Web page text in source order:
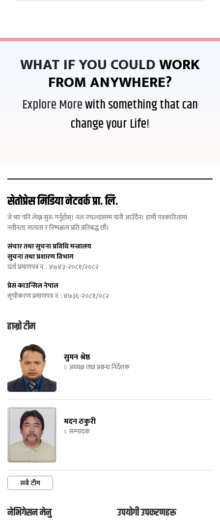
WHAT IF YOU COULDWORK
FROM ANYWHERE?
Explore Morewith something that can
change your Life!
सेतोप्रेस मिडिया नेटवर्क प्रा. लि.
जे भए पनि लेख्न सुरु गर्नुहोस्। नल नचल्दासम्म पानी आउँदैन। हामी पत्रकारितामा
नवीनता, सत्यता र निष्पक्षता प्रति प्रतिबद्ध छौं।
संचार तथा सुचना प्रविधि मन्त्रालय
सुचना तथा प्रशारण विभाग
दर्ता प्रमाणपत्र न. : ४७४३-२०८१/२०८२
प्रेस काउन्सिल नेपाल
सूचीकरण प्रमाणपत्र नं. : ४७३६-२०८१/०८२
हाम्रो टीम
सुमन श्रेष्ठ
अध्यक्ष तथा प्रबन्ध निर्देशक
मदन ठकुरी
सम्पादक
सबै टीम
नेभिगेसन मेनु उपयोगी उपकरणहरू